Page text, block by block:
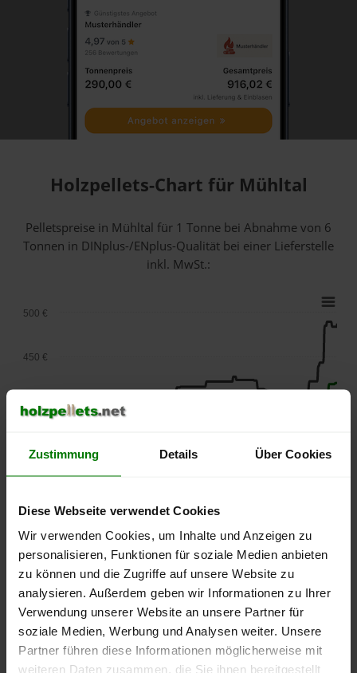
Zustimmung Details Über Cookies
Diese Webseite verwendet Cookies
Wir verwenden Cookies, um Inhalte und Anzeigen zu
personalisieren, Funktionen für soziale Medien anbieten
zu können und die Zugriffe auf unsere Website zu
analysieren. Außerdem geben wir Informationen zu Ihrer
Verwendung unserer Website an unsere Partner für
soziale Medien, Werbung und Analysen weiter. Unsere
Partner führen diese Informationen möglicherweise mit
weiteren Daten zusammen, die Sie ihnen bereitgestellt
Holzpellets-Chart für Mühltal
Pelletspreise in Mühltal für 1 Tonne bei Abnahmevon 6
Tonnen in DINplus-/ENplus-Qualität bei einer Lieferstelle
inkl. MwSt.:
lose Ware
2025
2026
2026
250 €
450 €
500 €
Die aktuelle Preisentwicklung für Holzpellets in Deutschland
können Sie jederzeit auf unsererPelletspreise-Seite
nachvollziehen.